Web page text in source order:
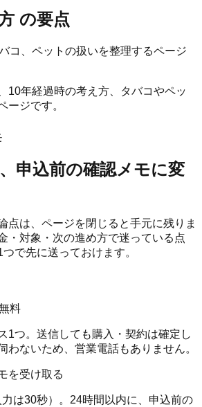
の要点
コ、ペットの扱いを整理するページ
10年経過時の考え方、タバコやペッ
ージです。
申込前の確認メモに変
点は、ページを閉じると手元に残りま
・対象・次の進め方で迷っている点
で先に送っておけます。
料
1つ。送信しても購入・契約は確定し
わないため、営業電話もありません。
を受け取る
は30秒）。24時間以内に、申込前の